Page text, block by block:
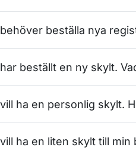
beställa nya
beställt en ny skylt.
ha en personlig skylt.
ha en liten skylt till min